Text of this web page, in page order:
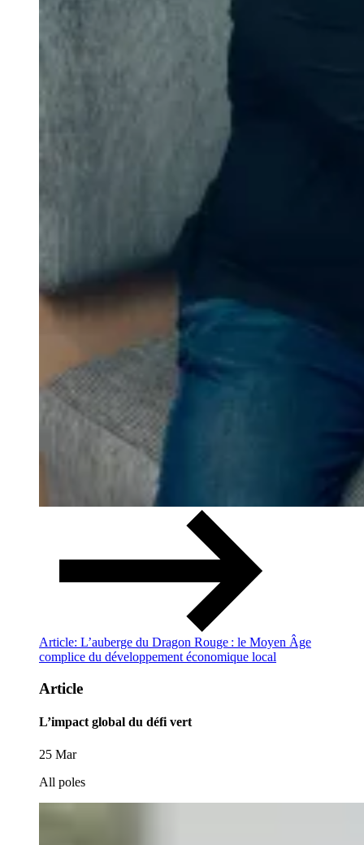
Article: L’auberge du Dragon Rouge : le Moyen Âge
complice du développement économique local
Article
L’impact global du défi vert
25 Mar
All poles